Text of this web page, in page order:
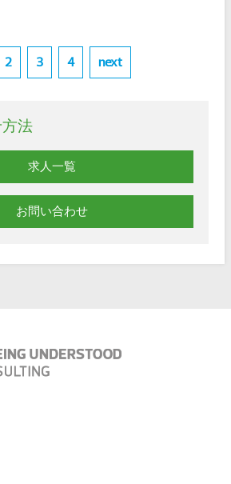
2 3 4 next
法
求人一覧
お問い合わせ